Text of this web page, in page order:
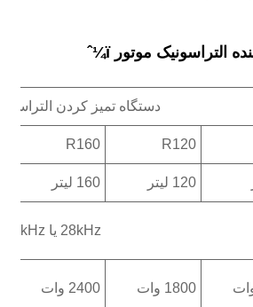
2. پارامتر تمیز کننده التراسونیک موتور ï¼ˆ
دستگاه تمیز کردن
R120
R160
120 لیتر 160 لیتر
28kHz یا 40kHz
1800 وات 2400 وات